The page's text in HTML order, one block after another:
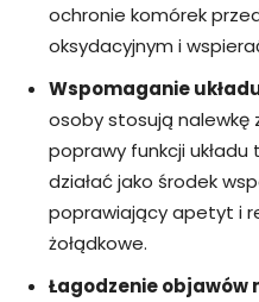
ochronie komórek
oksydacyjnym i
Wspomaganie
osoby stosują nalewkę
poprawy funkcji
działać jako środek
poprawiający apetyt i
żołądkowe.
Łagodzenie objawów